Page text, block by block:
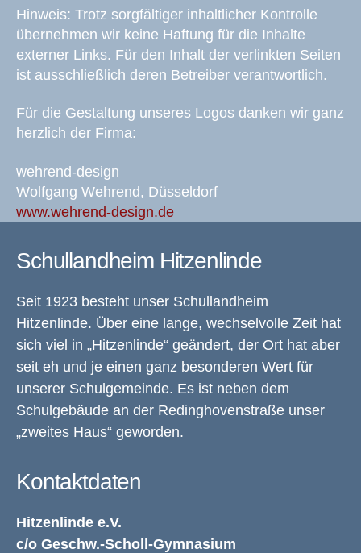
Hinweis: Trotz sorgfältiger inhaltlicher Kontrolle
übernehmen wir keine Haftung für die Inhalte
externer Links. Für den Inhalt der verlinkten Seiten
ist ausschließlich deren Betreiber verantwortlich.
Für die Gestaltung unseres Logos danken wir ganz
herzlich der Firma:
wehrend-design
Wolfgang Wehrend, Düsseldorf
www.wehrend-design.de
Schullandheim Hitzenlinde
Seit 1923 besteht unser Schullandheim
Hitzenlinde. Über eine lange, wechselvolle Zeit hat
sich viel in „Hitzenlinde“ geändert, der Ort hat aber
seit eh und je einen ganz besonderen Wert für
unserer Schulgemeinde. Es ist neben dem
Schulgebäude an der Redinghovenstraße unser
„zweites Haus“ geworden.
Kontaktdaten
Hitzenlinde e.V.
c/o Geschw.-Scholl-Gymnasium